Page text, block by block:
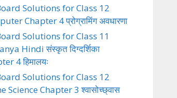
Solutions for Class 12
Chapter 4 प्रोग्रामिंग अवधारणा
Solutions for Class 11
Hindi संस्कृत दिग्दर्शिका
4 हिमालयः
Solutions for Class 12
Science Chapter 3 श्वासोच्छ्वास